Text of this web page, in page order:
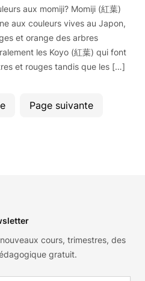
aux momiji? Momiji (紅葉)
aux couleurs vives au Japon,
et orange des arbres
les Koyo (紅葉) qui font
et rouges tandis que les […]
Page suivante
cours, trimestres, des
gratuit.